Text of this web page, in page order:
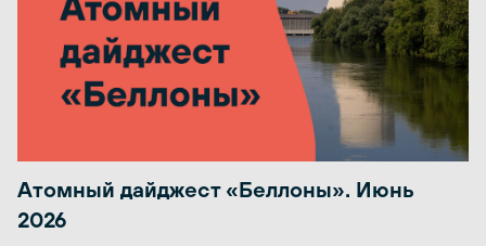
Атомный дайджест «Беллоны». Июнь
2026